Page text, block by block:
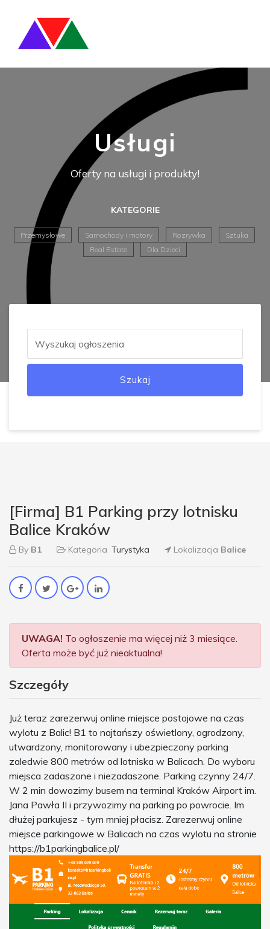
Usługi
Oferty na usługi i produkty!
KATEGORIE
Przemysłowe Samochody i motory Rozrywka
Sztuka
Real Estate
Dla Dzieci
Szukaj
[Firma] B1 Parking przy lotnisku
Balice Kraków
By B1 Kategoria Turystyka Lokalizacja Balice
UWAGA! To ogłoszenie ma więcej niż 3 miesiące.
Oferta może być już nieaktualna!
Szczegóły
Już teraz zarezerwuj online miejsce postojowe na czas
wylotu z Balic! B1 to najtańszy oświetlony, ogrodzony,
utwardzony, monitorowany i ubezpieczony parking
zaledwie 800 metrów od lotniska w Balicach. Do wyboru
miejsca zadaszone i niezadaszone. Parking czynny 24/7.
W 2 min dowozimy busem na terminal Kraków Airport im.
Jana Pawła II i przywozimy na parking po powrocie. Im
dłużej parkujesz - tym mniej płacisz. Zarezerwuj online
miejsce parkingowe w Balicach na czas wylotu na stronie
https://b1parkingbalice.pl/